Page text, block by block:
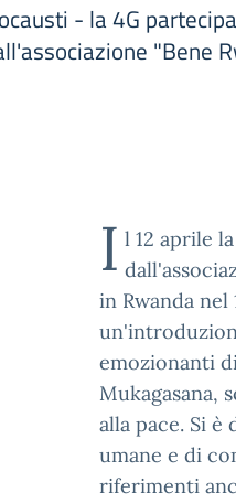
- la 4G
"Bene
I l 12 aprile
in Rwanda
emozionanti
Mukagasana,
alla pace. Si
umane e di
riferimenti